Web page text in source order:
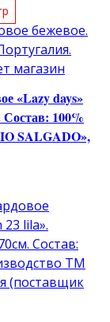
«Lazy days»
Состав: 100%
SALGADO»,